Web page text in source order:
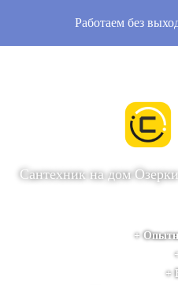
Работаем без
Сантехник на дом
+
+